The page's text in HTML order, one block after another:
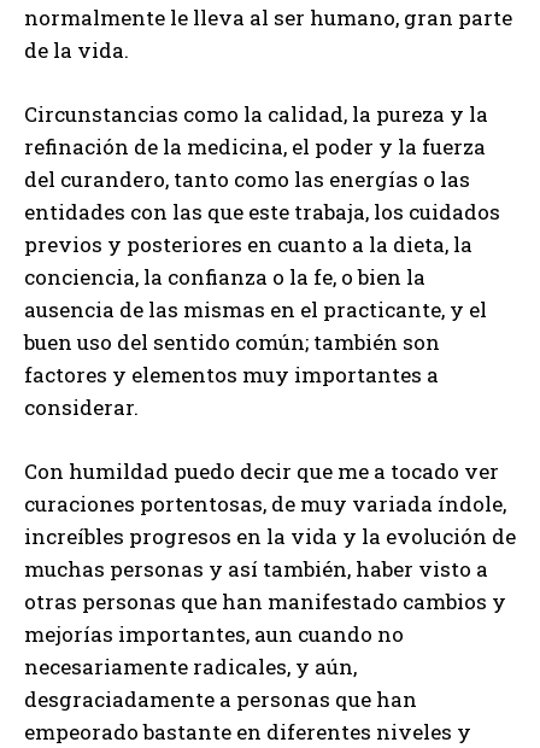
normalmente le lleva al ser humano, gran parte
de la vida.
Circunstancias como la calidad, la pureza y la
refinación de la medicina, el poder y la fuerza
del curandero, tanto como las energías o las
entidades con las que este trabaja, los cuidados
previos y posteriores en cuanto a la dieta, la
conciencia, la confianza o la fe, o bien la
ausencia de las mismas en el practicante, y el
buen uso del sentido común; también son
factores y elementos muy importantes a
considerar.
Con humildad puedo decir que me a tocado ver
curaciones portentosas, de muy variada índole,
increíbles progresos en la vida y la evolución de
muchas personas y así también, haber visto a
otras personas que han manifestado cambios y
mejorías importantes, aun cuando no
necesariamente radicales, y aún,
desgraciadamente a personas que han
empeorado bastante en diferentes niveles y